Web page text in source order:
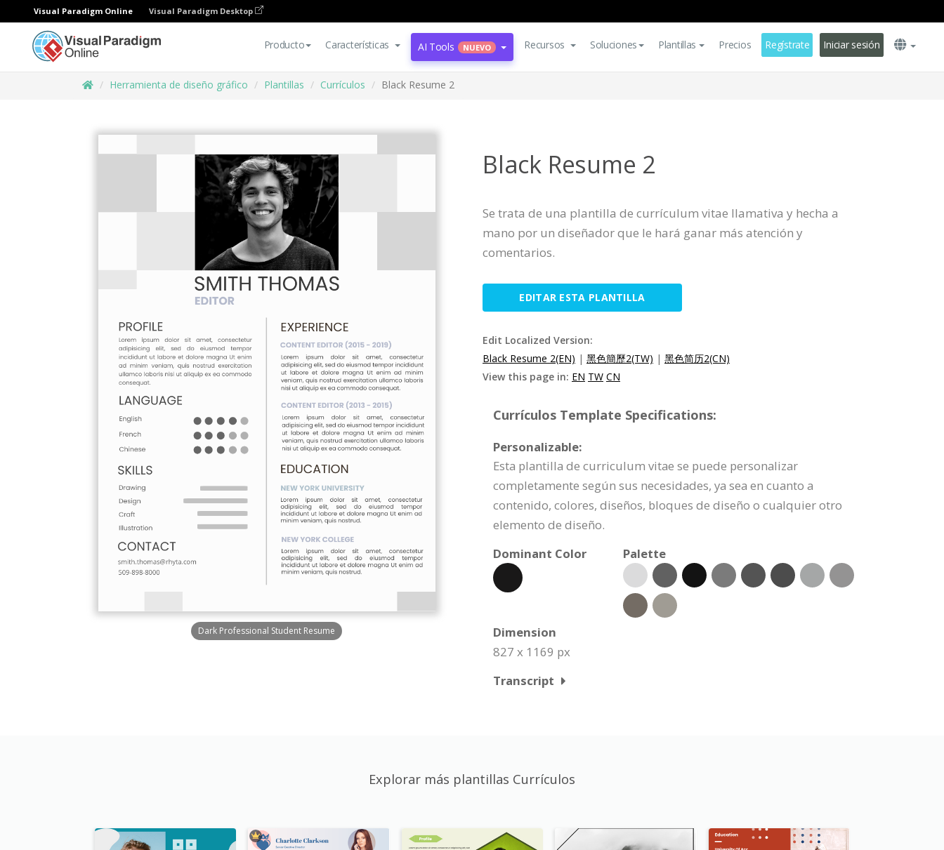
Visual Paradigm Online Visual Paradigm Desktop
Producto Características AI Tools NUEVO Recursos Soluciones Plantillas Precios Regístrate Iniciar sesión
Herramienta de diseño gráfico Plantillas Currículos Black Resume 2
Dark Professional Student Resume
Black Resume 2
Se trata de una plantilla de currículum vitae llamativa y hecha a
mano por un diseñador que le hará ganar más atención y
comentarios.
EDITAR ESTA PLANTILLA
Edit Localized Version:
Black Resume 2(EN) | 黑色簡歷2(TW) | 黑色简历2(CN)
View this page in: EN TW CN
Currículos Template Specifications:
Personalizable:
Esta plantilla de curriculum vitae se puede personalizar
completamente según sus necesidades, ya sea en cuanto a
contenido, colores, diseños, bloques de diseño o cualquier otro
elemento de diseño.
Dominant Color
Palette
Dimension
827 x 1169 px
Transcript
Explorar más plantillas Currículos